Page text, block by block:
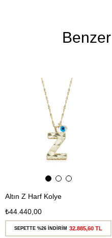
Altın Z Harf Kolye
₺44.440,00
SEPETTE %26 İNDİRİM 32.885,60 TL